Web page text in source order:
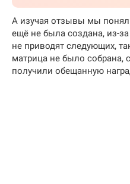
А изучая отзывы мы
ещё не была создана, из-за
не приводят следующих,
матрица не было собрана,
получили обещанную